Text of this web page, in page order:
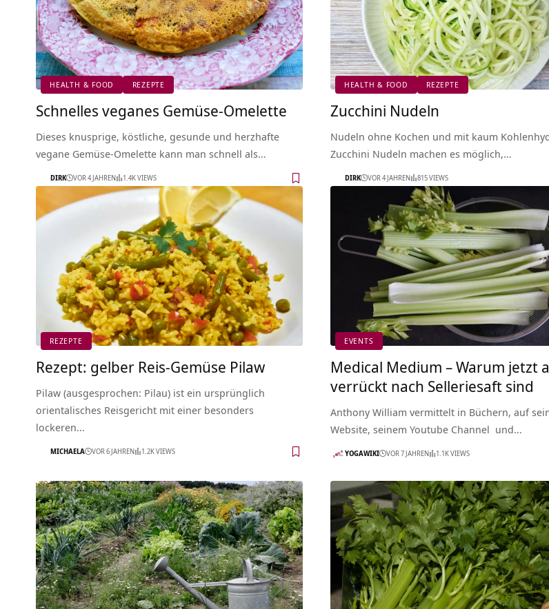
HEALTH & FOOD REZEPTE
Schnelles veganes Gemüse-Omelette
Dieses knusprige, köstliche, gesunde und herzhafte
vegane Gemüse-Omelette kann man schnell als…
DIRK VOR 4 JAHREN 1.4K VIEWS
HEALTH & FOOD REZEPTE
Zucchini Nudeln
Nudeln ohne Kochen und mit kaum
Zucchini Nudeln machen es möglich,…
DIRK VOR 4 JAHREN 815 VIEWS
REZEPTE
Rezept: gelber Reis-Gemüse Pilaw
Pilaw (ausgesprochen: Pilau) ist ein ursprünglich
orientalisches Reisgericht mit einer besonders
lockeren…
MICHAELA VOR 6 JAHREN 1.2K VIEWS
EVENTS
Medical Medium – Warum jetzt
verrückt nach Selleriesaft sind
Anthony William vermittelt in Büchern, auf
Website, seinem Youtube Channel und…
YOGAWIKI VOR 7 JAHREN 1.1K VIEWS